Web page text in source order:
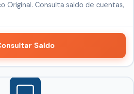
Original. Consulta saldo de cuentas,
Saldo